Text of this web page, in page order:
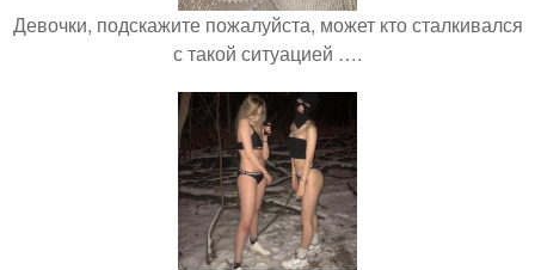
Девочки, подскажите пожалуйста, может кто сталкивался
с такой ситуацией ….